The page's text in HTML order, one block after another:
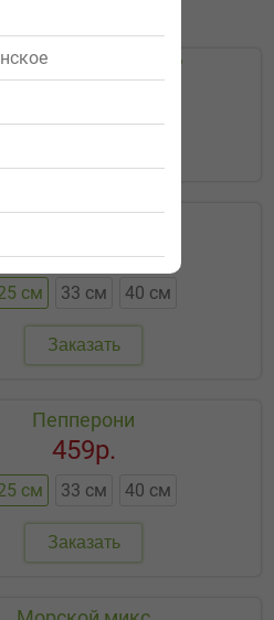
"Вечер Греции"
см 33 см 40 см
299р.
Заказать
Пепперони
см 33 см 40 см
459р.
Заказать